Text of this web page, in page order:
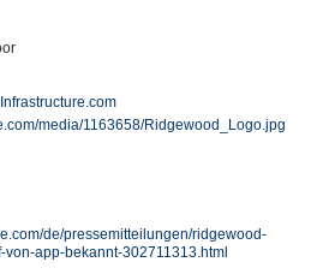
media/1163658/Ridgewood_Logo.jpg
de/pressemitteilungen/ridgewood-
app-bekannt-302711313.html